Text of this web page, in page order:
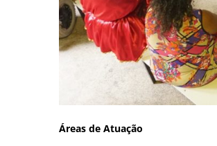
Áreas de Atuação